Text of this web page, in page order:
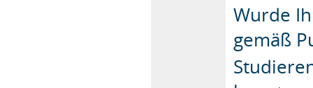
Wurde
gemäß